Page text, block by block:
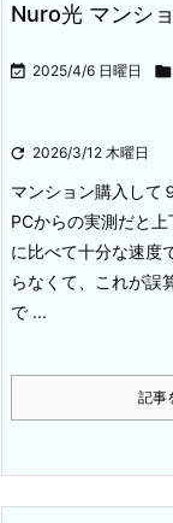
Nuro光 マンシ
 2025/4/6 日曜日 
 2026/3/12 木曜日
マンション購入して
PCからの実測だと
に比べて十分な速度
らなくて、これが誤
で ...
記事